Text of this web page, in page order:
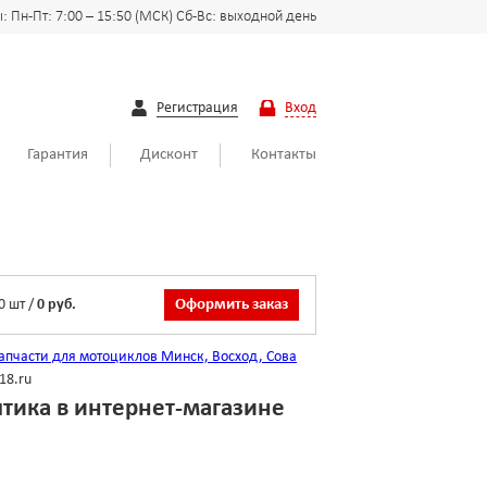
Пн-Пт: 7:00 – 15:50 (МСК) Сб-Вс: выходной день
Регистрация Вход
Гарантия Дисконт Контакты
шт / 0 руб. Оформить заказ
для мотоциклов Минск, Восход, Сова
в интернет-магазине